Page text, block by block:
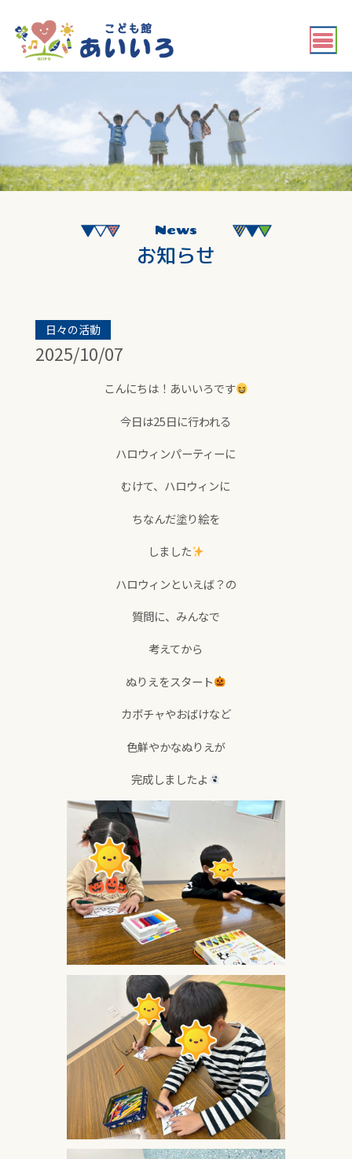
News
お知らせ
日々の活動
2025/10/07
こんにちは！あいいろです
今日は25日に行われる
ハロウィンパーティーに
むけて、ハロウィンに
ちなんだ塗り絵を
しました
ハロウィンといえば？の
質問に、みんなで
考えてから
ぬりえをスタート
カボチャやおばけなど
色鮮やかなぬりえが
完成しましたよ